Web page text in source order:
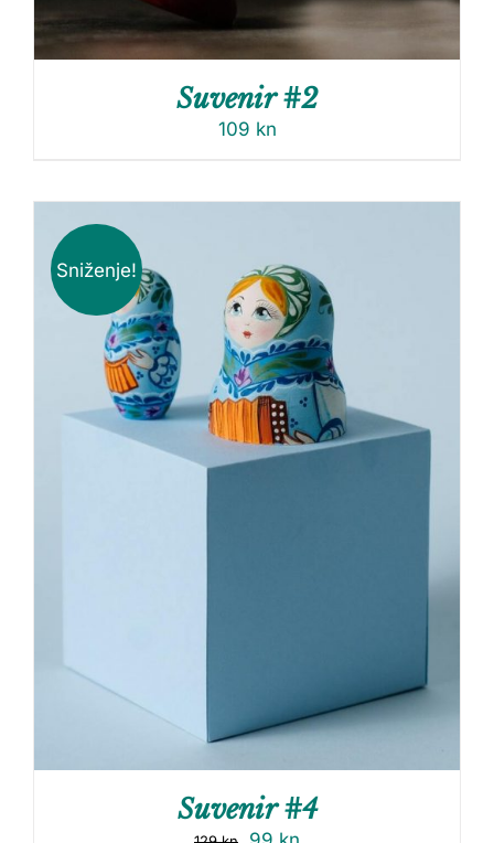
Suvenir #2
109 kn
Sniženje!
Suvenir #4